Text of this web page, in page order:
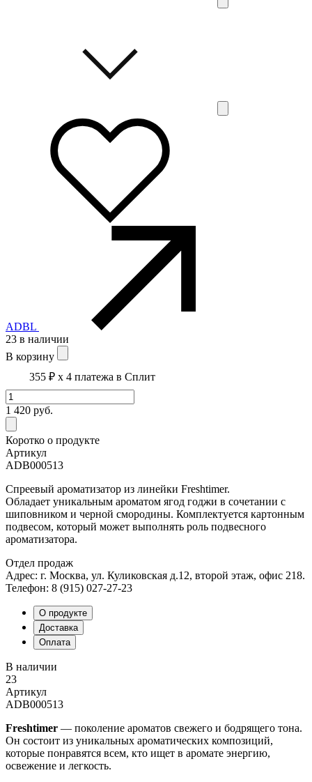
ADBL
23 в наличии
В корзину
355 ₽x 4 платежа в Сплит
1 420 руб.
Коротко о продукте
Артикул
ADB000513
Спреевый ароматизатор из линейки Freshtimer.
Обладает уникальным ароматом ягод годжи в сочетании с
шиповником и черной смородины. Комплектуется картонным
подвесом, который может выполнять роль подвесного
ароматизатора.
Отдел продаж
Адрес: г. Москва, ул. Куликовская д.12, второй этаж, офис 218.
Телефон: 8 (915) 027-27-23
О продукте
Доставка
Оплата
В наличии
23
Артикул
ADB000513
Freshtimer — поколение ароматов свежего и бодрящего тона.
Он состоит из уникальных ароматических композиций,
которые понравятся всем, кто ищет в аромате энергию,
освежение и легкость.